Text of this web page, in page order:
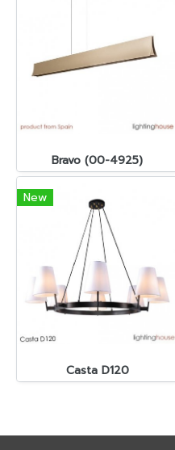
Bravo (00-4925)
New
Casta D120